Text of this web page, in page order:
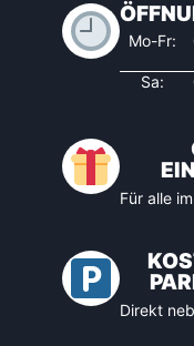
Mo-Fr:
Sa:
Für alle
Direkt